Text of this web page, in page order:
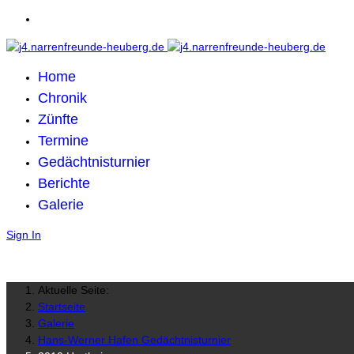
Home
Chronik
Zünfte
Termine
Gedächtnisturnier
Berichte
Galerie
Sign In
Aktuelle Seite:
Startseite
Galerie
Hans-Werner Hafen Gedächtnisturnier